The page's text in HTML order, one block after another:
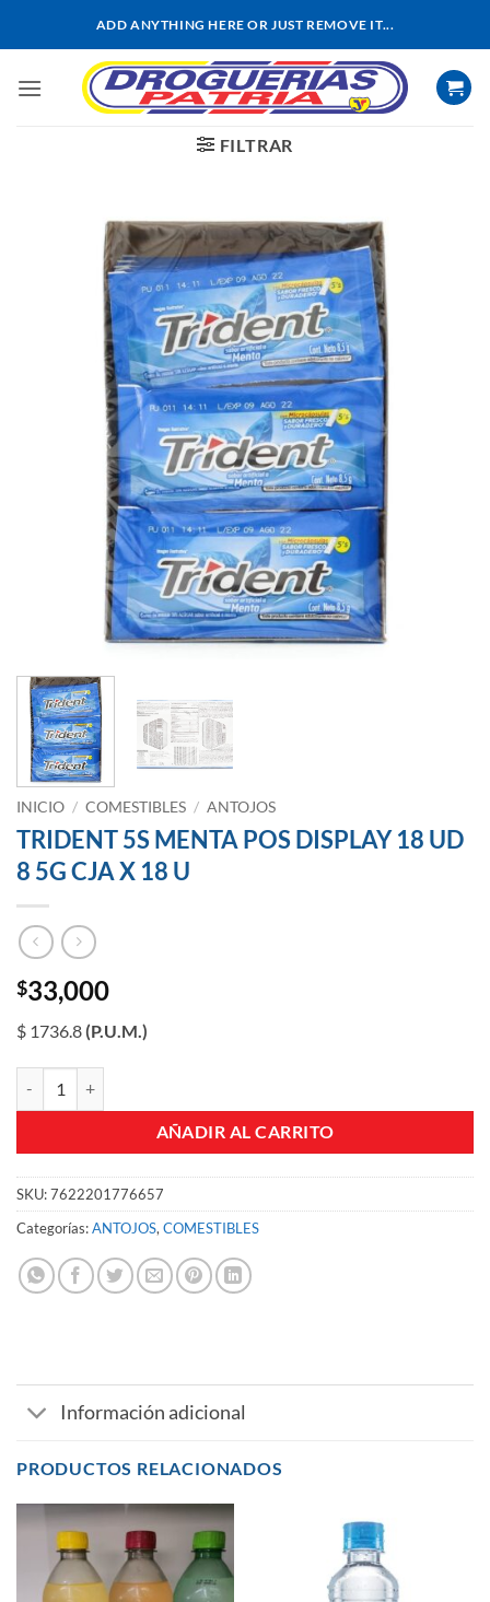
ADD ANYTHING HERE OR JUST REMOVE IT...
FILTRAR
INICIO / COMESTIBLES / ANTOJOS
TRIDENT 5S MENTA POS DISPLAY 18 UD
8 5G CJA X 18 U
$33,000
$ 1736.8(P.U.M.)
AÑADIR AL CARRITO
SKU:7622201776657
Categorías:ANTOJOS, COMESTIBLES
Información adicional
PRODUCTOS RELACIONADOS